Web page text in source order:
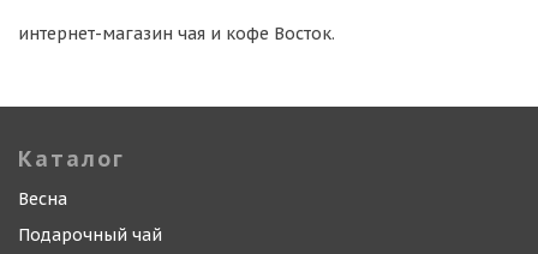
интернет-магазин чая и кофе Восток.
Каталог
Весна
Подарочный чай